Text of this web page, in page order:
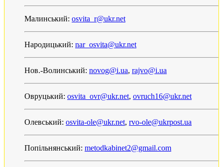
Малинський: osvita_r@ukr.net
Народицький: nar_osvita@ukr.net
Нов.-Волинський: novog@i.ua, rajvo@i.ua
Овруцький: osvita_ovr@ukr.net, ovruch16@ukr.net
Олевський: osvita-ole@ukr.net, rvo-ole@ukrpost.ua
Попільнянський: metodkabinet2@gmail.com